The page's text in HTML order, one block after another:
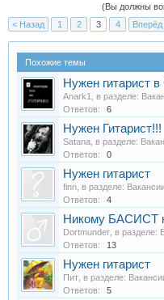
(Вы должны
< Назад
1 2 3 4 Вперёд
Похожие темы
Нужен гитарист
Anark1 , в разделе:
Ответов:
6
Нужен Гитарист!!!
Satana , в разделе:
Ответов:
0
Нужен гитарист
finn , в разделе:
Ответов:
4
Никому БАСИСТ
Dortmunder , в разделе:
Ответов:
13
Нужен гитарист
Пит , в разделе:
Ответов:
5